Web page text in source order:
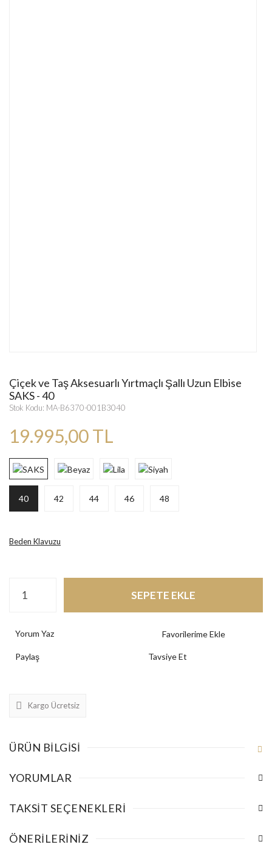
Çiçek ve Taş Aksesuarlı Yırtmaçlı Şallı Uzun Elbise
SAKS - 40
Stok Kodu: MA-B6370-001B3040
19.995,00 TL
40 42 44 46 48
Beden Klavuzu
SEPETE EKLE
Yorum Yaz
Paylaş Tavsiye Et
Kargo Ücretsiz
ÜRÜN BILGISI
YORUMLAR
TAKSIT SEÇENEKLERI
ÖNERILERINIZ